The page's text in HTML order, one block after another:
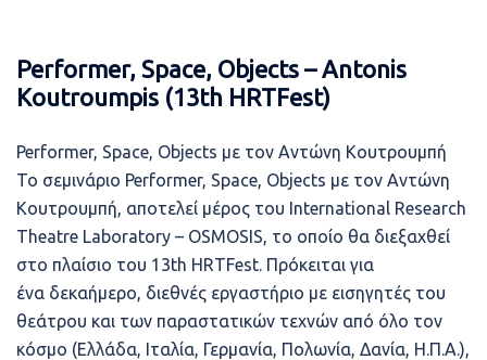
Performer, Space, Objects – Antonis
Koutroumpis (13th HRTFest)
Performer, Space, Objects με τον Αντώνη Κουτρουμπή
Το σεμινάριο Performer, Space, Objects με τον Αντώνη
Κουτρουμπή, αποτελεί μέρος του International Research
Theatre Laboratory – OSMOSIS, το οποίο θα διεξαχθεί
στο πλαίσιο του 13th HRTFest. Πρόκειται για
ένα δεκαήμερο, διεθνές εργαστήριο με εισηγητές του
θεάτρου και των παραστατικών τεχνών από όλο τον
κόσμο (Ελλάδα, Ιταλία, Γερμανία, Πολωνία, Δανία, Η.Π.Α.),